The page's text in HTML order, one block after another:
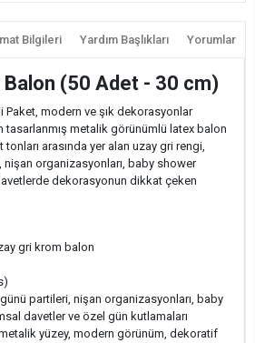
Bilgileri Yardım Başlıkları Yorumlar
Balon (50 Adet - 30 cm)
Paket, modern ve şık dekorasyonlar
tasarlanmış metalik görünümlü latex balon
arasında yer alan uzay gri rengi,
nişan organizasyonları, baby shower
dekorasyonun dikkat çeken
gri krom balon
günü partileri, nişan organizasyonları, baby
davetler ve özel gün kutlamaları
yüzey, modern görünüm, dekoratif